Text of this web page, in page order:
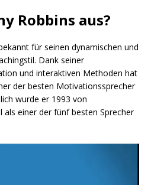
Robbins aus?
für seinen dynamischen und
Dank seiner
und interaktiven Methoden hat
der besten Motivationssprecher
wurde er 1993 von
einer der fünf besten Sprecher